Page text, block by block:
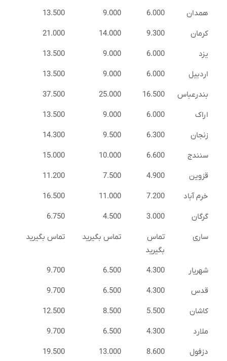
همدان
6.000
9.000
13.500
کرمان
9.300
14.000
21.000
یزد
6.000
9.000
13.500
اردبیل
6.000
9.000
13.500
بندرعباس
16.500
25.000
37.500
اراک
6.000
9.000
13.500
زنجان
6.300
9.500
14.300
سنندج
6.600
10.000
15.000
قزوین
4.900
7.500
11.200
خرم آباد
7.200
11.000
16.500
گرگان
3.000
4.500
6.750
ساری
تماس
بگیرید
تماس بگیرید تماس بگیرید
شهریار 4.300
6.500
9.700
قدس
4.300
6.500
9.700
کاشان
5.500
8.500
12.500
ملارد
4.300
6.500
9.700
دزفول
8.600
13.000
19.500